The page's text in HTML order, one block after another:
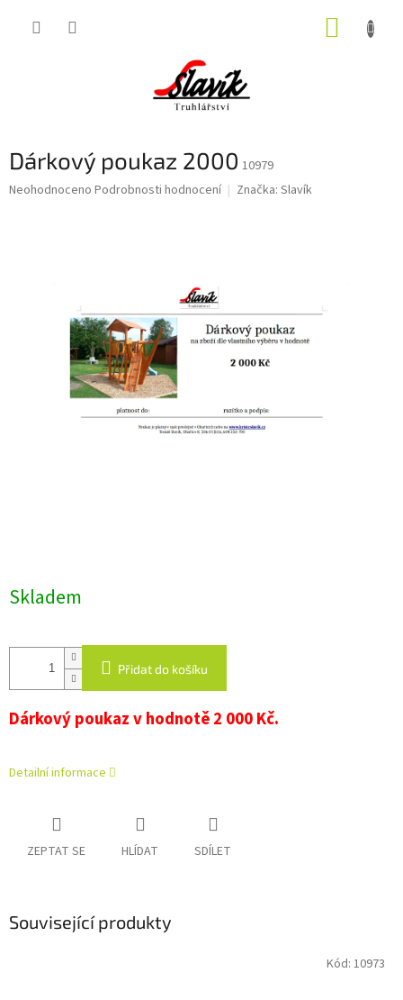
Dárkový poukaz 2000 10979
Průměrné
Neohodnoceno Podrobnosti hodnocení Značka: Slavík
Skladem
Přidat do košíku
Dárkový poukaz v hodnotě 2 000 Kč.
Detailní informace
ZEPTAT SE HLÍDAT SDÍLET
Související produkty
Kód: 10973